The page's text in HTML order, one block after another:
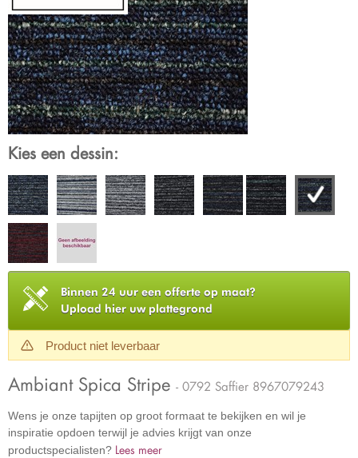
Kies een dessin:
Binnen 24 uur een offerte op maat?
Upload hier uw plattegrond
Product niet leverbaar
Ambiant Spica Stripe - 0792 Saffier 8967079243
Wens je onze tapijten op groot formaat te bekijken en wil je
inspiratie opdoen terwijl je advies krijgt van onze
productspecialisten? Lees meer